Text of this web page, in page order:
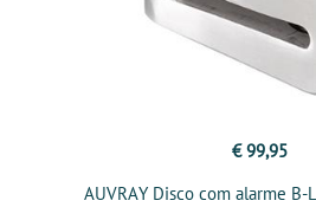
€ 99,95
AUVRAY Disco com alarme B-